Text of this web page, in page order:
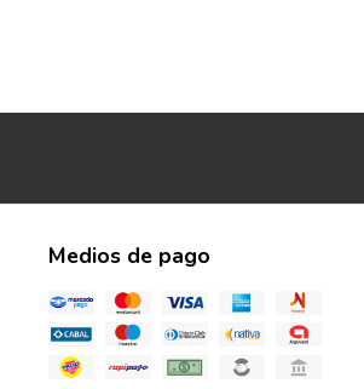
Medios de pago